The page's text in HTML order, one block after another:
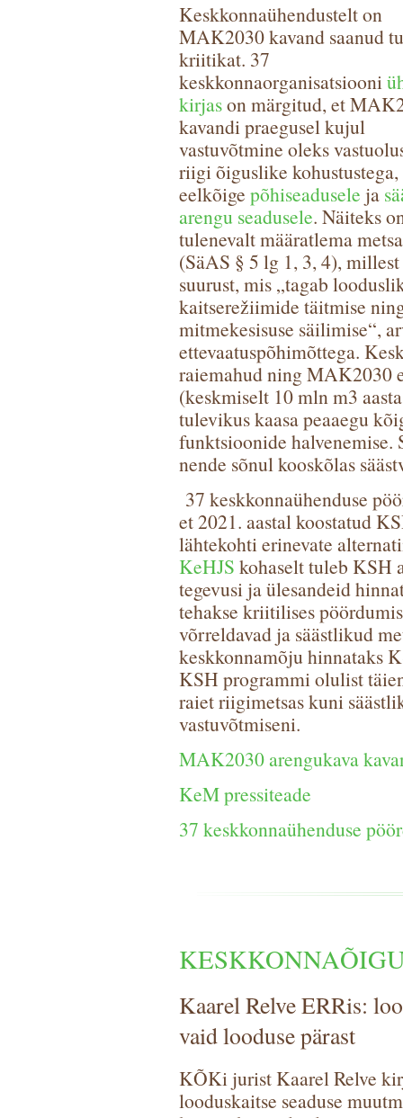
Keskkonnaühendustelt on
MAK2030 kavand saanud
kriitikat. 37
keskkonnaorganisatsiooni
kirjason märgitud, et
kavandi praegusel kujul
vastuvõtmine oleks
riigi õiguslike
eelkõige põhiseadusele ja
arengu seadusele. Näiteks
tulenevalt määratlema
(SäAS § 5 lg 1, 3, 4),
suurust, mis „tagab
kaitserežiimide täitmise
mitmekesisuse säilimise“,
ettevaatuspõhimõttega.
raiemahud ning MAK2030
(keskmiselt 10 mln m3
tulevikus kaasa peaaegu
funktsioonide halvenemise.
nende sõnul kooskõlas
37 keskkonnaühenduse
et 2021. aastal koostatud
lähtekohti erinevate
KeHJS kohaselt tuleb KSH
tegevusi ja ülesandeid
tehakse kriitilises
võrreldavad ja säästlikud
keskkonnamõju hinnataks
KSH programmi olulist
raiet riigimetsas kuni
vastuvõtmiseni.
MAK2030 arengukava
KeM pressiteade
37 keskkonnaühenduse
Kaarel Relve ERRis:
vaid looduse pärast
KÕKi jurist Kaarel Relve
looduskaitse seaduse